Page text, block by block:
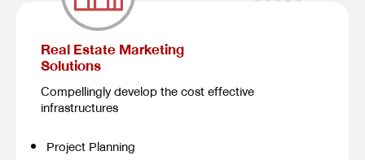
Real Estate Marketing
Solutions
Compellingly develop the cost effective
infrastructures
Project Planning